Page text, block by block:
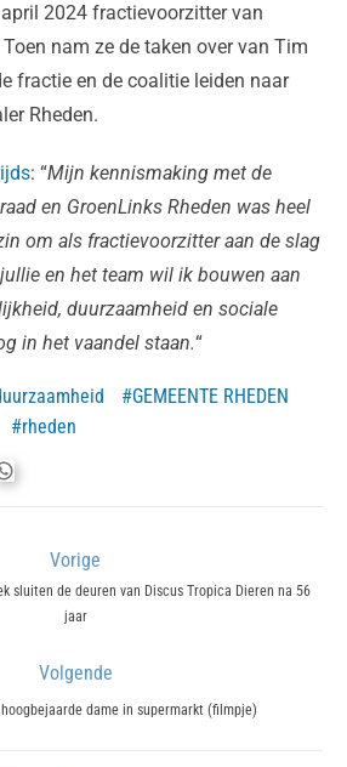
2024 fractievoorzitter van
nam ze de taken over van Tim
fractie en de coalitie leiden naar
Rheden.
: “Mijn kennismaking met de
en GroenLinks Rheden was heel
om als fractievoorzitter aan de slag
en het team wil ik bouwen aan
duurzaamheid en sociale
in het vaandel staan.“
GEMEENTE RHEDEN
rheden
Vorige
sluiten de deuren van Discus Tropica Dieren na 56
jaar
Volgende
dame in supermarkt (filmpje)